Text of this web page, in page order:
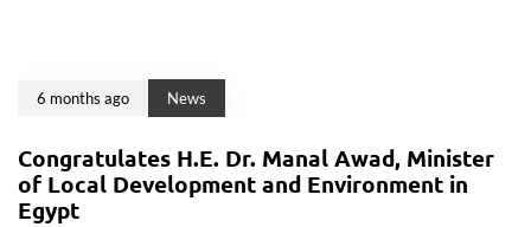
6 months ago News
Congratulates H.E. Dr. Manal Awad, Minister
of Local Development and Environment in
Egypt